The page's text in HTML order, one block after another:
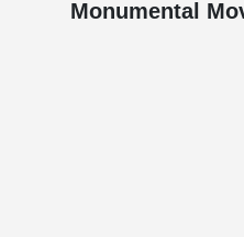
Monumental